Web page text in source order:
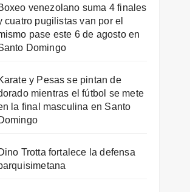
venezolano suma 4 finales
cuatro pugilistas van por el
pase este 6 de agosto en
Domingo
y Pesas se pintan de
mientras el fútbol se mete
la final masculina en Santo
Trotta fortalece la defensa